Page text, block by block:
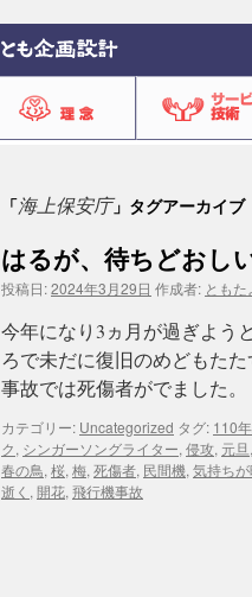
「海上保安庁」タグアーカイブ
はるが、待ちどおし
投稿日:2024年3月29日 作成者: ともた
今年になり3ヵ月が過ぎよう
ろで未だに復旧のめどもた
事故では死傷者がでました
カテゴリー: Uncategorized タグ: 110
ク, シンガーソングライター, 侵攻, 元旦 ,
春の鳥, 桜, 梅, 死傷者, 民間機, 気持ち
逝く , 開花, 飛行機事故